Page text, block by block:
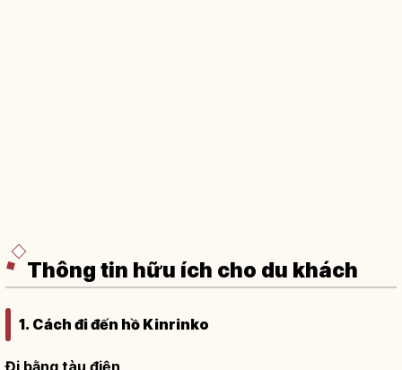
Thông tin hữu ích cho du khách
1. Cách đi đến hồ Kinrinko